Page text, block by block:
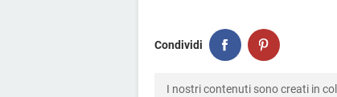
Condividi
I nostri contenuti sono creati in